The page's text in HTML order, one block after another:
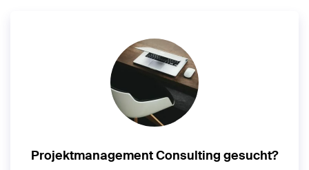
Projektmanagement Consulting gesucht?